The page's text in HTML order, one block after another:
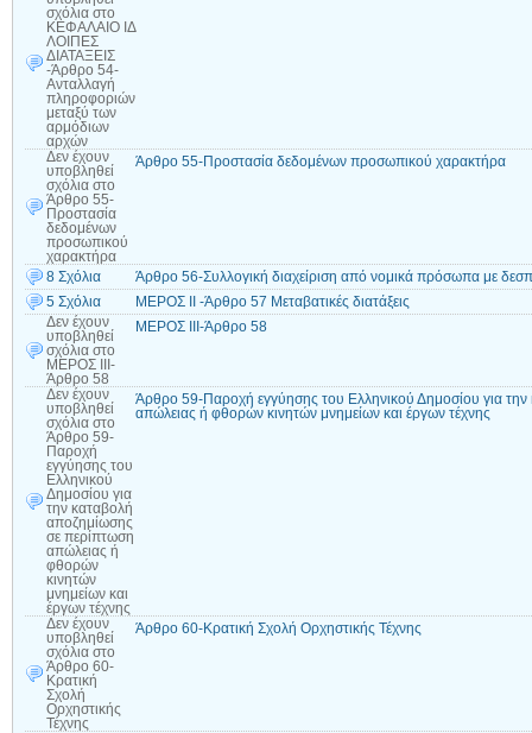
σχόλια στο
ΚΕΦΑΛΑΙΟ ΙΔ
ΛΟΙΠΕΣ
ΔΙΑΤΑΞΕΙΣ
-Άρθρο 54-
Ανταλλαγή
πληροφοριών
μεταξύ των
αρμόδιων
αρχών
Δεν έχουν
υποβληθεί
σχόλια στο
Άρθρο 55-
Προστασία
δεδομένων
προσωπικού
χαρακτήρα
Άρθρο 55-Προστασία δεδομένων προσωπικού χαρακτήρα
8 Σχόλια
Άρθρο 56-Συλλογική διαχείριση από νομικά πρόσωπα με
5 Σχόλια
ΜΕΡΟΣ II -Άρθρο 57 Μεταβατικές διατάξεις
Δεν έχουν
υποβληθεί
σχόλια στο
ΜΕΡΟΣ ΙΙΙ-
Άρθρο 58
ΜΕΡΟΣ ΙΙΙ-Άρθρο 58
Δεν έχουν
υποβληθεί
σχόλια στο
Άρθρο 59-
Παροχή
εγγύησης του
Ελληνικού
Δημοσίου για
την καταβολή
αποζημίωσης
σε περίπτωση
απώλειας ή
φθορών
κινητών
μνημείων και
έργων τέχνης
Άρθρο 59-Παροχή εγγύησης του Ελληνικού Δημοσίου για
απώλειας ή φθορών κινητών μνημείων και έργων τέχνης
Δεν έχουν
υποβληθεί
σχόλια στο
Άρθρο 60-
Κρατική
Σχολή
Ορχηστικής
Τέχνης
Άρθρο 60-Κρατική Σχολή Ορχηστικής Τέχνης